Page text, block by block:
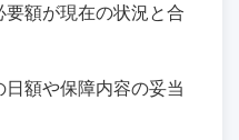
額が現在の状況と合
額や保障内容の妥当